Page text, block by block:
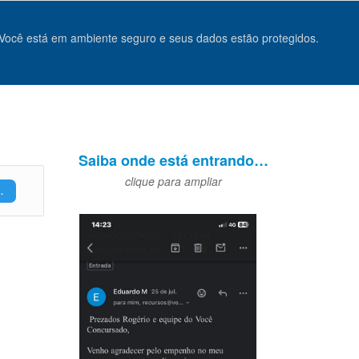
está em ambiente seguro e seus dados estão protegidos.
Saiba onde está entrando…
clique para ampliar